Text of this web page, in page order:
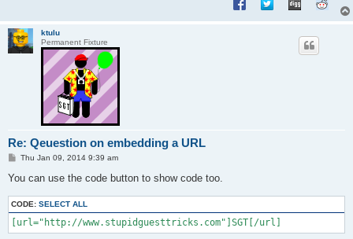
ktulu
Permanent Fixture
Re: Qeuestion on embedding a URL
P
s
Thu Jan 09, 2014 9:39 am
You can use the code button to show code too.
CODE: SELECT ALL